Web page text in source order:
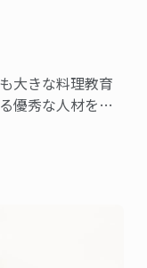
大きな料理教育
優秀な人材を探